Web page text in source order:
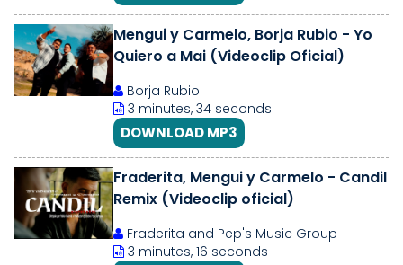
Mengui y Carmelo, Borja Rubio - Yo
Quiero a Mai (Videoclip Oficial)
Borja Rubio
3 minutes, 34 seconds
DOWNLOAD MP3
Fraderita, Mengui y Carmelo - Candil
Remix (Videoclip oficial)
Fraderita and Pep's Music Group
3 minutes, 16 seconds